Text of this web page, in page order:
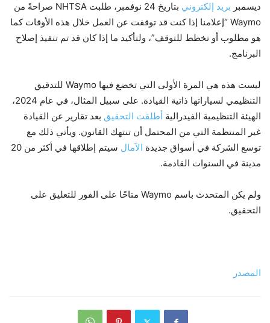
ديسمبر بريد إلكتروني
بتاريخ 24 نوفمبر، طلبت NHTSA صراحةً من
Waymo “إعلامنا إذا كنت قد توقفت عن العمل خلال هذه الأوقات كما
هو مطلوب أو تخطط للتوقف”، ولتأكيد ما إذا كان قد تم تنفيذ إصلاح
البرنامج.
ليست هذه هي المرة الأولى التي تخضع فيها Waymo للتدقيق
التنظيمي لسياراتها ذاتية القيادة. على سبيل المثال، في عام 2024،
الهيئة التنظيمية الفيدرالية أطلقت التحقيق بعد تقارير عن القيادة
غير المنتظمة التي من المحتمل أن تنتهك القانون. ويأتي ذلك مع
توسع الشركة في أسواق جديدة الآمال
سيتم إطلاقها في أكثر من 20
مدينة في السنوات القادمة.
ولم يكن المتحدث باسم Waymo متاحًا على الفور للتعليق على
التحقيق.
المصدر